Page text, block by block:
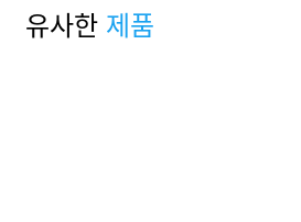
유사한 제품